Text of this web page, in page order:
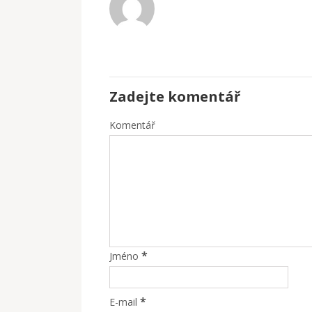
Zadejte komentář
Komentář
Jméno *
E-mail *